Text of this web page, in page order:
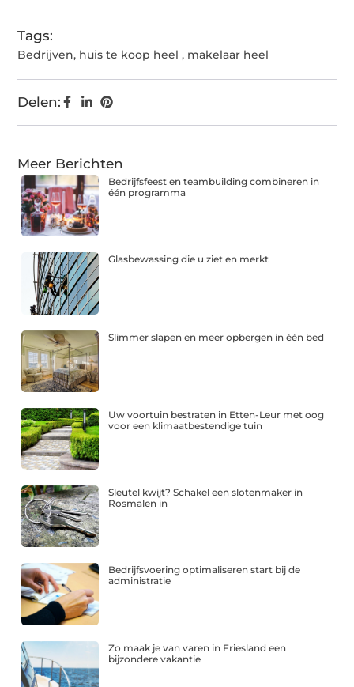
Tags:
Bedrijven, huis te koop heel , makelaar heel
Delen:
Meer Berichten
Bedrijfsfeest en teambuilding combineren in
één programma
Glasbewassing die u ziet en merkt
Slimmer slapen en meer opbergen in één bed
Uw voortuin bestraten in Etten-Leur met oog
voor een klimaatbestendige tuin
Sleutel kwijt? Schakel een slotenmaker in
Rosmalen in
Bedrijfsvoering optimaliseren start bij de
administratie
Zo maak je van varen in Friesland een
bijzondere vakantie